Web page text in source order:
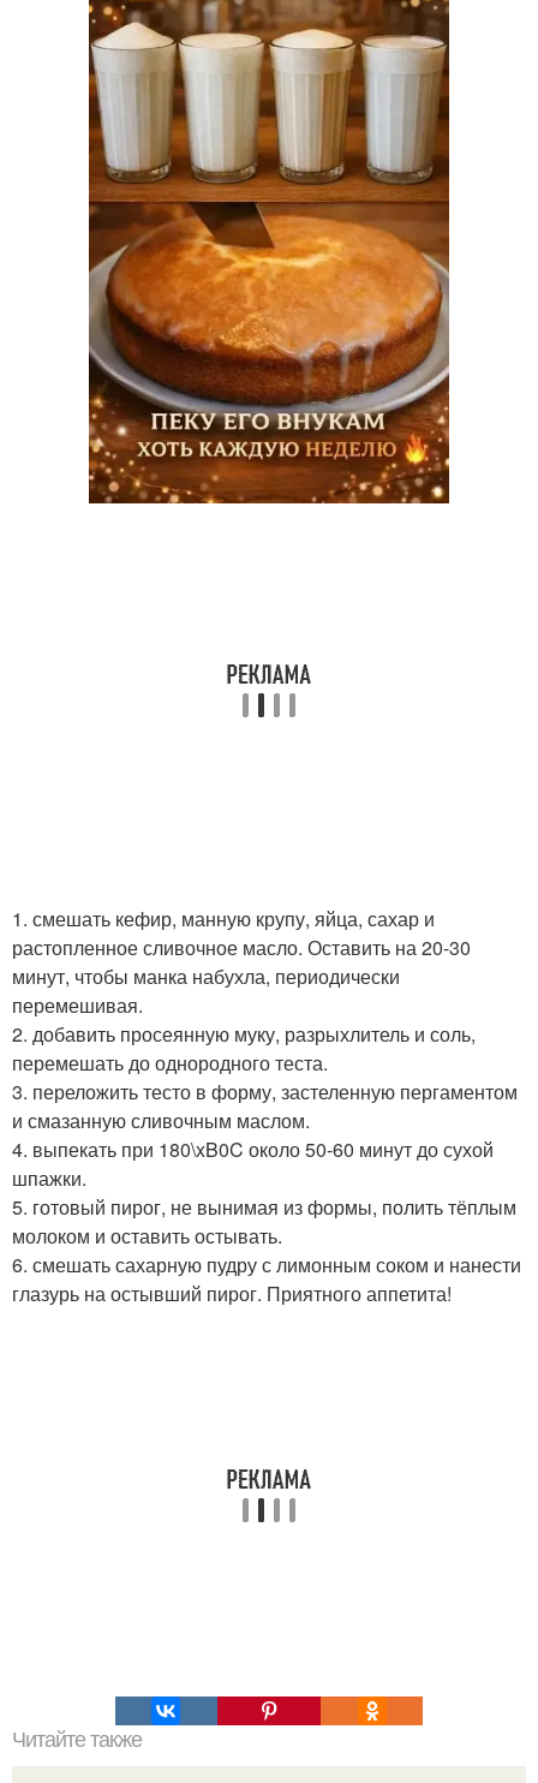
1. смешать кефир, манную крупу, яйца, сахар и
растопленное сливочное масло. Оставить на 20-30
минут, чтобы манка набухла, периодически
перемешивая.
2. добавить просеянную муку, разрыхлитель и соль,
перемешать до однородного теста.
3. переложить тесто в форму, застеленную пергаментом
и смазанную сливочным маслом.
4. выпекать при 180\xB0C около 50-60 минут до сухой
шпажки.
5. готовый пирог, не вынимая из формы, полить тёплым
молоком и оставить остывать.
6. смешать сахарную пудру с лимонным соком и нанести
глазурь на остывший пирог. Приятного аппетита!
Читайте также